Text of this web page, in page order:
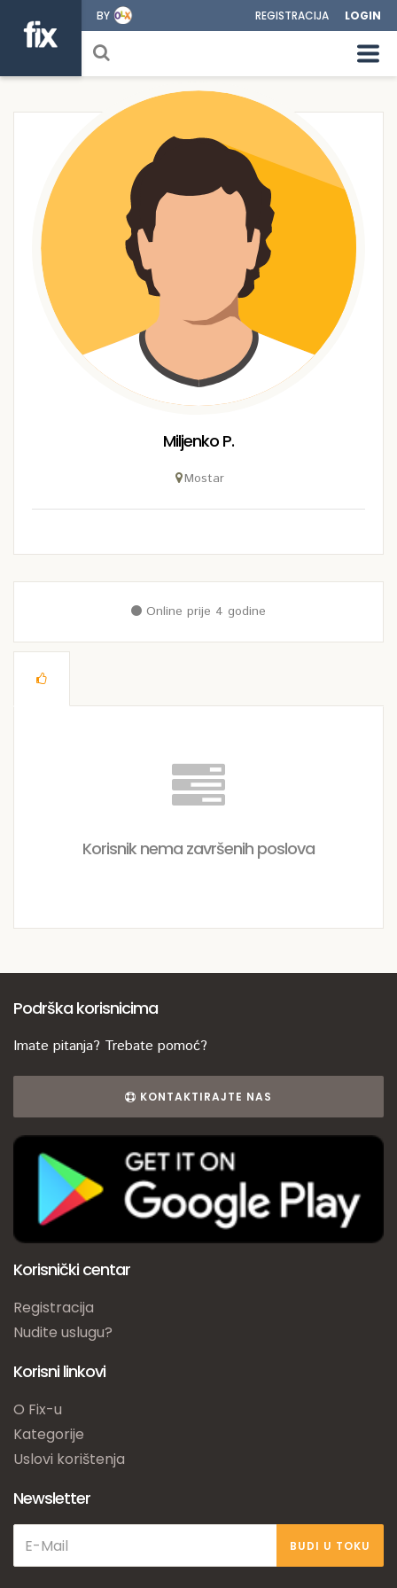
BY REGISTRACIJA LOGIN
Miljenko P.
Mostar
Online prije 4 godine
Korisnik nema završenih poslova
Podrška korisnicima
Imate pitanja? Trebate pomoć?
KONTAKTIRAJTE NAS
Korisnički centar
Registracija
Nudite uslugu?
Korisni linkovi
O Fix-u
Kategorije
Uslovi korištenja
Newsletter
BUDI U TOKU